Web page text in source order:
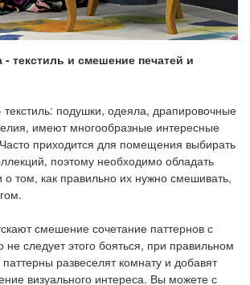
текстиль и смешение печатей и
подушки, одеяла, драпировочные
имеют многообразные интересные
приходится для помещения выбирать
поэтому необходимо обладать
о том, как правильно их нужно смешивать,
смешение сочетание паттернов с
следует этого бояться, при правильном
развеселят комнату и добавят
визуального интереса. Вы можете с